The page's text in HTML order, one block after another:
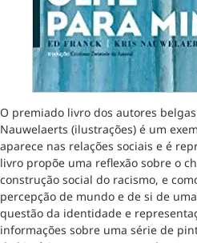
O premiado livro dos autores
Nauwelaerts (ilustrações) é um
aparece nas relações sociais e é
livro propõe uma reflexão sobre o
construção social do racismo, e
percepção de mundo e de si de
questão da identidade e
informações sobre uma série de